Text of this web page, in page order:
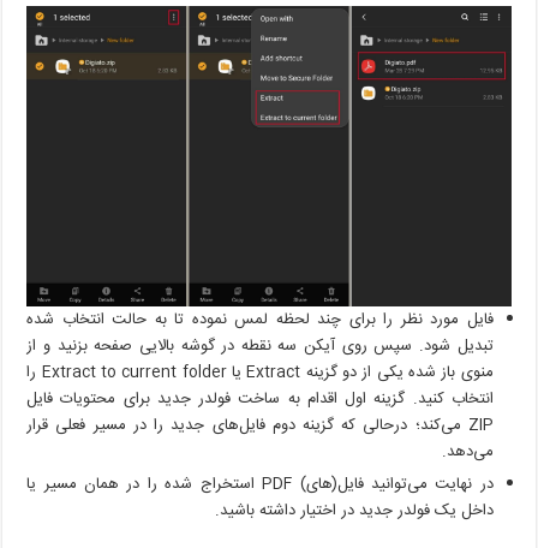
فایل مورد نظر را برای چند لحظه لمس نموده تا به حالت انتخاب شده
تبدیل شود. سپس روی آیکن سه نقطه در گوشه بالایی صفحه بزنید و از
منوی باز شده یکی از دو گزینه Extract یا Extract to current folder را
انتخاب کنید. گزینه اول اقدام به ساخت فولدر جدید برای محتویات فایل
ZIP می‌کند؛ درحالی که گزینه دوم فایل‌های جدید را در مسیر فعلی قرار
می‌دهد.
در نهایت می‌توانید فایل(های) PDF استخراج شده را در همان مسیر یا
داخل یک فولدر جدید در اختیار داشته باشید.